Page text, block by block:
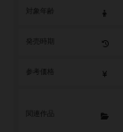
参考価格
関連作品